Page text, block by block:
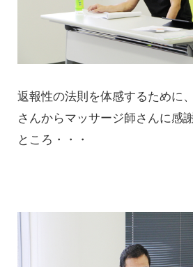
返報性の法則を体感するために
さんからマッサージ師さんに感
ところ・・・